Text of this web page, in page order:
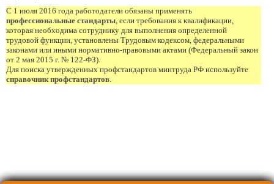
С 1 июля 2016 года работодатели обязаны применять
профессиональные стандарты, если требования к квалификации,
которая необходима сотруднику для выполнения определенной
трудовой функции, установлены Трудовым кодексом, федеральными
законами или иными нормативно-правовыми актами (Федеральный закон
от 2 мая 2015 г. № 122-ФЗ).
Для поиска утвержденных профстандартов минтруда РФ используйте
справочник профстандартов.